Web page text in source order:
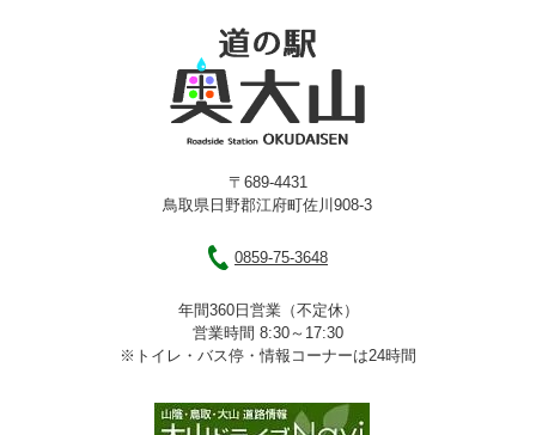
〒689-4431
鳥取県日野郡江府町佐川908-3
0859-75-3648
年間360日営業（不定休）
営業時間 8:30～17:30
※トイレ・バス停・情報コーナーは24時間